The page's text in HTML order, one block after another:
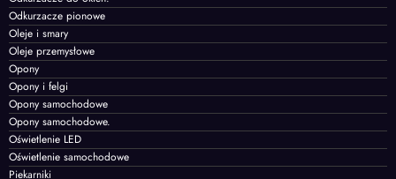
Odkurzacze pionowe
Oleje i smary
Oleje przemysłowe
Opony
Opony i felgi
Opony samochodowe
Opony samochodowe.
Oświetlenie LED
Oświetlenie samochodowe
Piekarniki